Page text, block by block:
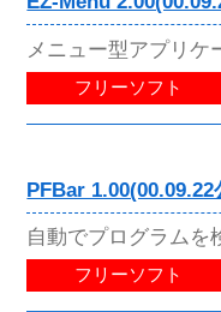
メニュー型アプリケ
フリーソフト
PFBar 1.00(00.09.22
自動でプログラムを
フリーソフト